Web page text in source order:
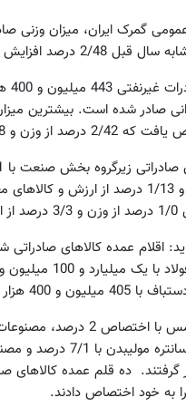
افزایش نشان می‌دهد.
صادر شده است. بیشترین
صادرات غیرنفتی را به خود اختصاص داد.
هزار دلار بوده است.
به خود اختصاص دادند.